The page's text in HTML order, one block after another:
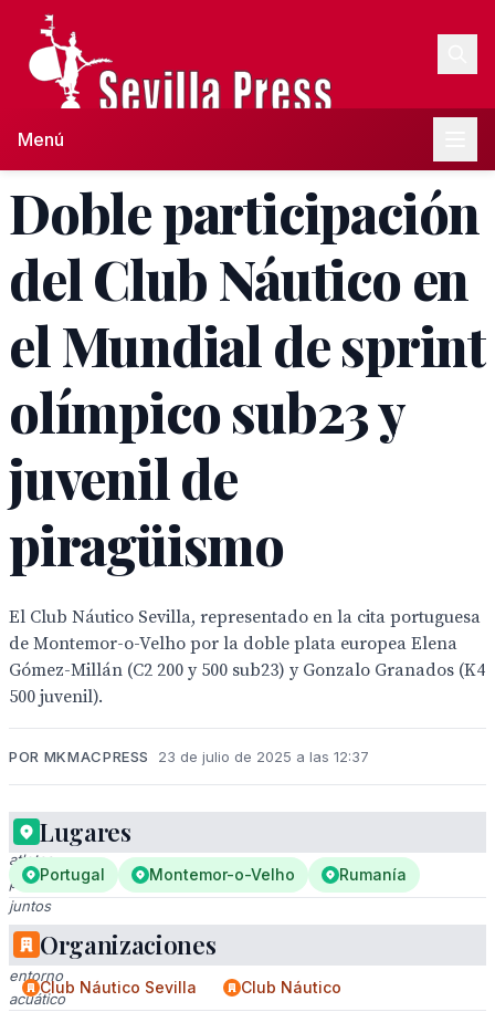
Menú
Doble participación
del Club Náutico en
el Mundial de sprint
olímpico sub23 y
juvenil de
piragüismo
El Club Náutico Sevilla, representado en la cita portuguesa
de Montemor-o-Velho por la doble plata europea Elena
Gómez-Millán (C2 200 y 500 sub23) y Gonzalo Granados (K4
500 juvenil).
POR MKMACPRESS 23 de julio de 2025 a las 12:37
Dos
atletas
posan
juntos
en
un
entorno
acuático
Lugares
Portugal Montemor-o-Velho Rumanía
Organizaciones
Club Náutico Sevilla Club Náutico